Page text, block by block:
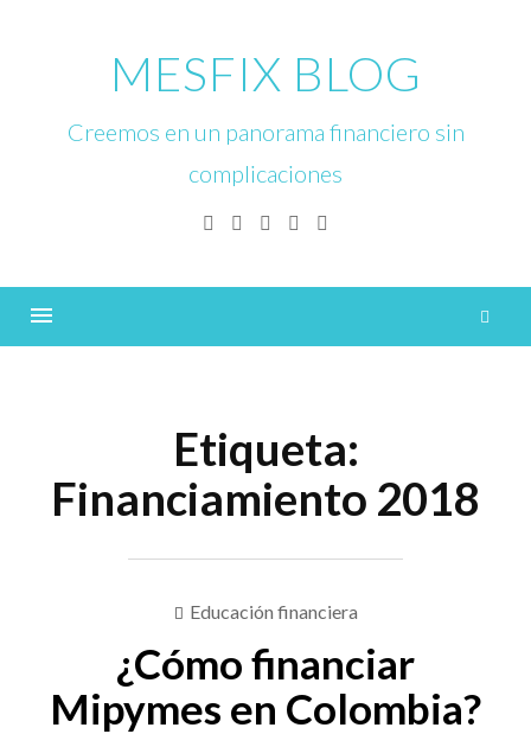
MESFIX BLOG
Creemos en un panorama financiero sin
complicaciones
Facebook
TwitterLinkedinInstagram
Etiqueta:
Financiamiento 2018
Educación financiera
¿Cómo financiar
Mipymes en Colombia?